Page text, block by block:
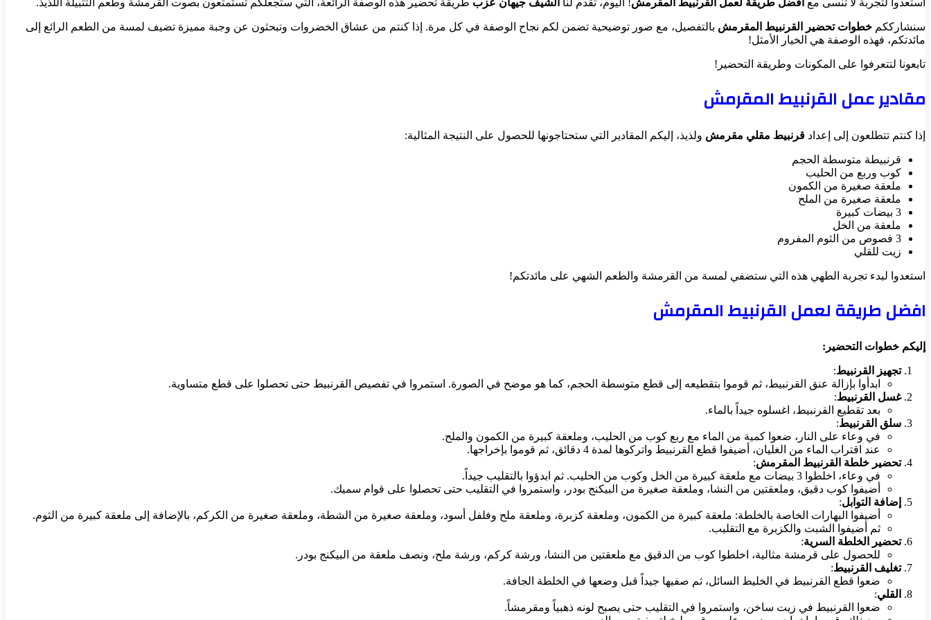
سنشارككم خطوات تحضير القرنبيط المقرمش بالتفصيل، مع صور توضيحية تضمن لكم نجاح الوصفة في كل مرة. إذا كنتم من عشاق الخضروات وتبحثون عن وجبة مميزة تضيف لمسة من الطعم الرائع إلى
مائدتكم، فهذه الوصفة هي الخيار الأمثل!
تابعونا لتتعرفوا على المكونات وطريقة التحضير!
مقادير عمل القرنبيط المقرمش
إذا كنتم تتطلعون إلى إعداد قرنبيط مقلي مقرمش ولذيذ، إليكم المقادير التي ستحتاجونها للحصول على النتيجة المثالية:
قرنبيطة متوسطة الحجم
كوب وربع من الحليب
ملعقة صغيرة من الكمون
ملعقة صغيرة من الملح
3 بيضات كبيرة
ملعقة من الخل
3 فصوص من الثوم المفروم
زيت للقلي
استعدوا لبدء تجربة الطهي هذه التي ستضفي لمسة من القرمشة والطعم الشهي على مائدتكم!
افضل طريقة لعمل القرنبيط المقرمش
إليكم خطوات التحضير:
تجهيز القرنبيط:
ابدأوا بإزالة عنق القرنبيط، ثم قوموا بتقطيعه إلى قطع متوسطة الحجم، كما هو موضح في الصورة. استمروا في تفصيص القرنبيط حتى تحصلوا على قطع متساوية.
غسل القرنبيط:
بعد تقطيع القرنبيط، اغسلوه جيداً بالماء.
سلق القرنبيط:
في وعاء على النار، ضعوا كمية من الماء مع ربع كوب من الحليب، وملعقة كبيرة من الكمون والملح.
عند اقتراب الماء من الغليان، أضيفوا قطع القرنبيط واتركوها لمدة 4 دقائق، ثم قوموا بإخراجها.
تحضير خلطة القرنبيط المقرمش:
في وعاء، اخلطوا 3 بيضات مع ملعقة كبيرة من الخل وكوب من الحليب. ثم ابدؤوا بالتقليب جيداً.
أضيفوا كوب دقيق، وملعقتين من النشا، وملعقة صغيرة من البيكنج بودر، واستمروا في التقليب حتى تحصلوا على قوام سميك.
إضافة التوابل:
أضيفوا البهارات الخاصة بالخلطة: ملعقة كبيرة من الكمون، وملعقة كزبرة، وملعقة ملح وفلفل أسود، وملعقة صغيرة من الشطة، وملعقة صغيرة من الكركم، بالإضافة إلى ملعقة كبيرة من الثوم.
ثم أضيفوا الشبت والكزبرة مع التقليب.
تحضير الخلطة السرية:
للحصول على قرمشة مثالية، اخلطوا كوب من الدقيق مع ملعقتين من النشا، ورشة كركم، ورشة ملح، ونصف ملعقة من البيكنج بودر.
تغليف القرنبيط:
ضعوا قطع القرنبيط في الخليط السائل، ثم صفيها جيداً قبل وضعها في الخلطة الجافة.
القلي:
ضعوا القرنبيط في زيت ساخن، واستمروا في التقليب حتى يصبح لونه ذهبياً ومقرمشاً.